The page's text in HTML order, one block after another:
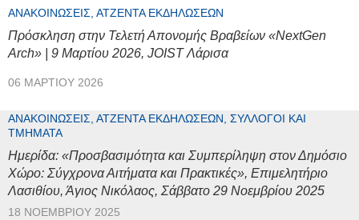
ΑΝΑΚΟΙΝΏΣΕΙΣ, ΑΤΖΈΝΤΑ ΕΚΔΗΛΏΣΕΩΝ
Πρόσκληση στην Τελετή Απονομής Βραβείων «NextGen
Arch» | 9 Μαρτίου 2026, JOIST Λάρισα
06 ΜΑΡΤΊΟΥ 2026
ΑΝΑΚΟΙΝΏΣΕΙΣ, ΑΤΖΈΝΤΑ ΕΚΔΗΛΏΣΕΩΝ, ΣΎΛΛΟΓΟΙ ΚΑΙ
ΤΜΉΜΑΤΑ
Ημερίδα: «Προσβασιμότητα και Συμπερίληψη στον Δημόσιο
Χώρο: Σύγχρονα Αιτήματα και Πρακτικές», Επιμελητήριο
Λασιθίου, Άγιος Νικόλαος, Σάββατο 29 Νοεμβρίου 2025
18 ΝΟΕΜΒΡΊΟΥ 2025